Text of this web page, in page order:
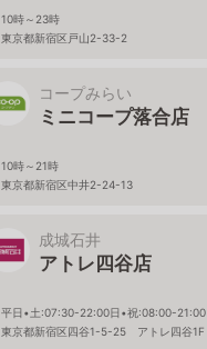
10時～23時
東京都新宿区戸山2-33-2
コープみらい
ミニコープ落合店
10時～21時
東京都新宿区中井2-24-13
成城石井
アトレ四谷店
平日•土:07:30-22:00日•祝:08:00-21:00
東京都新宿区四谷1-5-25 アトレ四谷1F